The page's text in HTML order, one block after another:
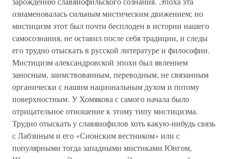
ознаменовалась сильным мистическим движением; но
мистицизм этот был почти бесплоден в истории нашего
самосознания, не оставил после себя традиции, и следы
его трудно отыскать в русской литературе и философии.
Мистицизм александровской эпохи был явлением
заносным, заимствованным, переводным, не связанным
органически с нашим национальным духом и потому
поверхностным. У Хомякова с самого начала было
отрицательное отношение к этому типу мистицизма.
Трудно отыскать у славянофилов хоть какую-нибудь связь
с Лабзиным и его «Сионским вестником» или с
популярными тогда западными мистиками Юнгом,